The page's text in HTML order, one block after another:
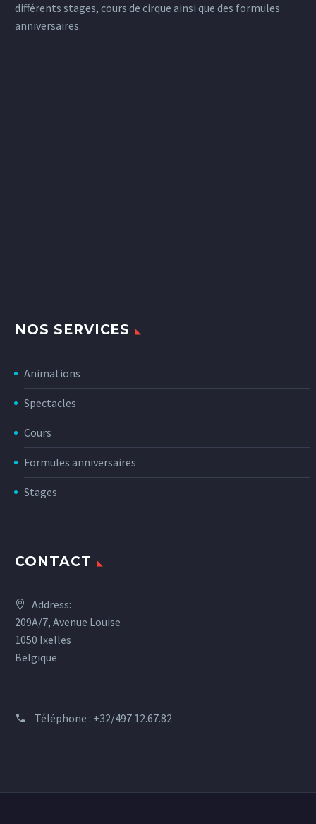
différents stages, cours de cirque ainsi que des formules
anniversaires.
NOS SERVICES
Animations
Spectacles
Cours
Formules anniversaires
Stages
CONTACT
Address:
209A/7, Avenue Louise
1050 Ixelles
Belgique
Téléphone : +32/497.12.67.82